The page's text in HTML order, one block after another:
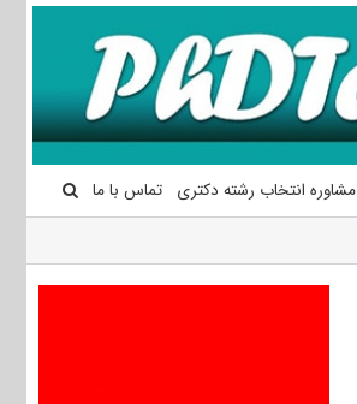
مشاوره انتخاب رشته دکتری تماس با ما